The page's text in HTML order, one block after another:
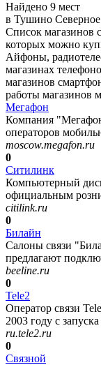
Найдено 9 мест
в Тушино Северное
Список магазинов
которых можно
Айфоны,
магазинах
магазинов
работы магазинов
Мегафон
Компания
операторов
moscow.megafon.ru
0
Ситилинк
Компьютерный
официальным
citilink.ru
0
Билайн
Салоны связи
предлагают
beeline.ru
0
Tele2
Оператор связи
2003 году с
ru.tele2.ru
0
Связной